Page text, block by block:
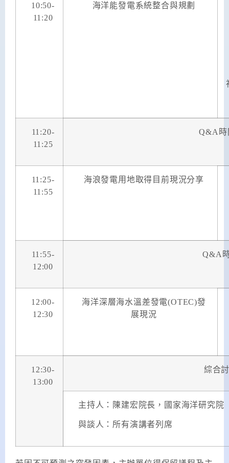
10:50-
11:20
海洋能發電系統整合與規劃
11:20-
11:25
Q&A
11:25-
11:55
海浪發電用地取得目前現況分享
11:55-
12:00
Q&A
12:00-
12:30
海洋深層海水溫差發電(OTEC)發
展現況
12:30-
13:00
綜合
主持人：陳建宏院長，國家海洋研究院
與談人：所有演講者列席